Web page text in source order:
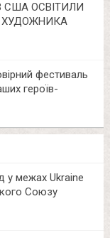
США ОСВІТИЛИ
ХУДОЖНИКА
фестиваль
героїв-
у межах Ukraine
Союзу